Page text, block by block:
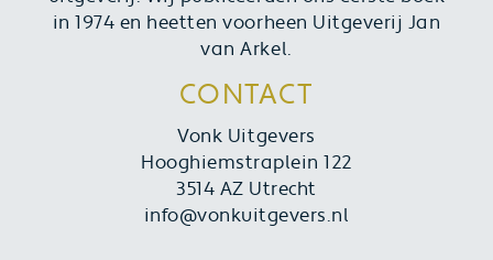
in 1974 en heetten voorheen Uitgeverij Jan
van Arkel.
CONTACT
Vonk Uitgevers
Hooghiemstraplein 122
3514 AZ Utrecht
info@vonkuitgevers.nl